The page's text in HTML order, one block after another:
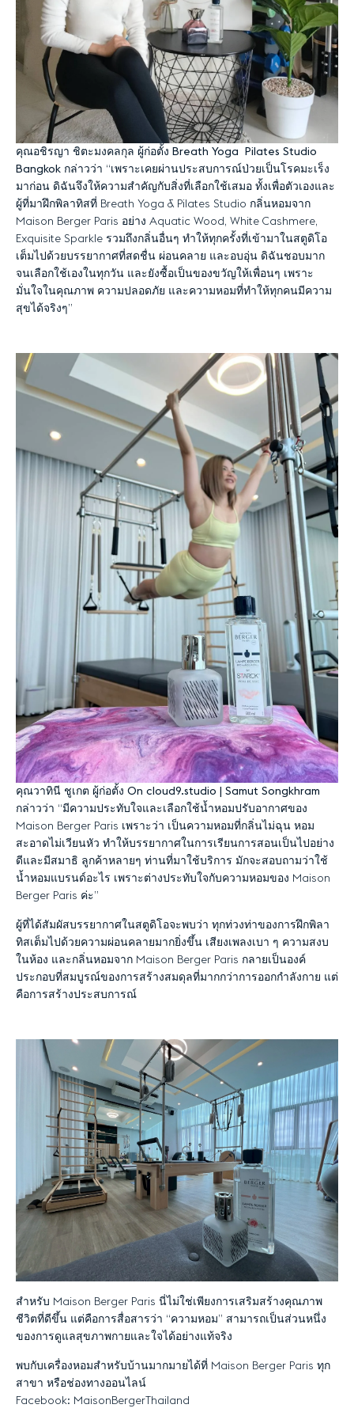
คุณอชิรญา ชิตะมงคลกุล ผู้ก่อตั้ง Breath Yoga
Pilates Studio
Bangkok กล่าวว่า “เพราะเคยผ่านประสบการณ์ป่วยเป็นโรคมะเร็ง
มาก่อน ดิฉันจึงให้ความสำคัญกับสิ่งที่เลือกใช้เสมอ ทั้งเพื่อตัวเองและ
ผู้ที่มาฝึกพิลาทิสที่ Breath Yoga & Pilates Studio กลิ่นหอมจาก
Maison Berger Paris อย่าง Aquatic Wood, White Cashmere,
Exquisite Sparkle รวมถึงกลิ่นอื่นๆ ทำให้ทุกครั้งที่เข้ามาในสตูดิโอ
เต็มไปด้วยบรรยากาศที่สดชื่น ผ่อนคลาย และอบอุ่น ดิฉันชอบมาก
จนเลือกใช้เองในทุกวัน และยังซื้อเป็นของขวัญให้เพื่อนๆ เพราะ
มั่นใจในคุณภาพ ความปลอดภัย และความหอมที่ทำให้ทุกคนมีความ
สุขได้จริงๆ”
คุณวาทินี ชูเกต ผู้ก่อตั้ง On cloud9.studio | Samut Songkhram
กล่าวว่า “มีความประทับใจและเลือกใช้น้ำหอมปรับอากาศของ
Maison Berger Paris เพราะว่า เป็นความหอมที่กลิ่นไม่ฉุน หอม
สะอาดไม่เวียนหัว ทำให้บรรยากาศในการเรียนการสอนเป็นไปอย่าง
ดีและมีสมาธิ ลูกค้าหลายๆ ท่านที่มาใช้บริการ มักจะสอบถามว่าใช้
น้ำหอมแบรนด์อะไร เพราะต่างประทับใจกับความหอมของ Maison
Berger Paris ค่ะ”
ผู้ที่ได้สัมผัสบรรยากาศในสตูดิโอจะพบว่า ทุกท่วงท่าของการฝึกพิลา
ทิสเต็มไปด้วยความผ่อนคลายมากยิ่งขึ้น เสียงเพลงเบา ๆ ความสงบ
ในห้อง และกลิ่นหอมจาก Maison Berger Paris กลายเป็นองค์
ประกอบที่สมบูรณ์ของการสร้างสมดุลที่มากกว่าการออกกำลังกาย แต่
คือการสร้างประสบการณ์
สำหรับ Maison Berger Paris นี่ไม่ใช่เพียงการเสริมสร้างคุณภาพ
ชีวิตที่ดีขึ้น แต่คือการสื่อสารว่า “ความหอม” สามารถเป็นส่วนหนึ่ง
ของการดูแลสุขภาพกายและใจได้อย่างแท้จริง
พบกับเครื่องหอมสำหรับบ้านมากมายได้ที่ Maison Berger Paris ทุก
สาขา หรือช่องทางออนไลน์
Facebook: MaisonBergerThailand